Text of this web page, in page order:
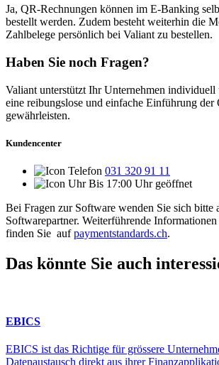
Ja, QR-Rechnungen können im E-Banking
bestellt werden. Zudem besteht weiterhin die
Zahlbelege persönlich bei Valiant zu bestellen.
Haben Sie noch Fragen?
Valiant unterstützt Ihr Unternehmen individuell
eine reibungslose und einfache Einführung der
gewährleisten.
Kundencenter
031 320 91 11
Bis 17:00 Uhr geöffnet
Bei Fragen zur Software wenden Sie sich bitte
Softwarepartner. Weiterführende
finden Sie aufpaymentstandards.ch.
Das könnte Sie auch
EBICS
EBICS ist das Richtige für grössere
Datenaustausch direkt aus ihrer